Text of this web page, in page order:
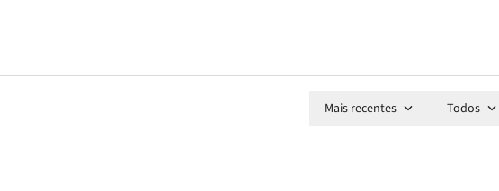
Mais recentes Todos